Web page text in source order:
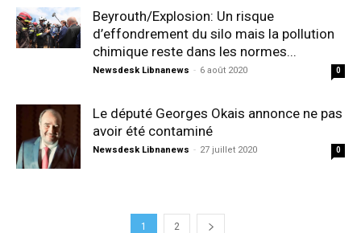
Beyrouth/Explosion: Un risque
d’effondrement du silo mais la pollution
chimique reste dans les normes...
Newsdesk Libnanews - 6 août 2020 0
Le député Georges Okais annonce ne pas
avoir été contaminé
Newsdesk Libnanews - 27 juillet 2020 0
1 2